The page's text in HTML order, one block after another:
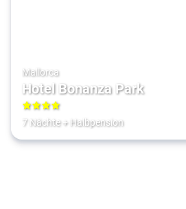
Mallorca
Hotel Bonanza Park
4
7 Nächte+ Halbpension